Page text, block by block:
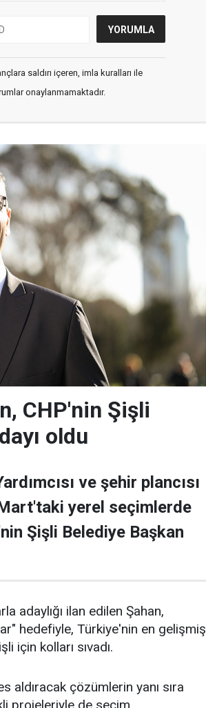
saldırı içeren, imla kuralları ile
onaylanmamaktadır.
CHP'nin Şişli
oldu
ve şehir plancısı
yerel seçimlerde
Şişli Belediye Başkan
adaylığı ilan edilen Şahan,
hedefiyle, Türkiye'nin en gelişmiş
için kolları sıvadı.
aldıracak çözümlerin yanı sıra